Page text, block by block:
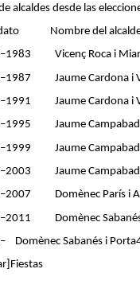
alcaldes desde las
Nombre del
Vicenç Roca i
Jaume Cardona i
Jaume Cardona i
Jaume
Jaume
Jaume
Domènec París i
Domènec
Domènec Sabanés i